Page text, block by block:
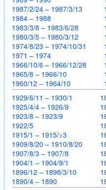
1987/2/24 – 1987/3/13
1984 – 1988
1983/3/8 – 1983/6/28
1980/3/5 – 1980/3/12
1974/8/23 – 1974/10/31
1971 – 1974
1966/10/6 – 1966/12/28
1965/8 – 1966/10
1960/12 – 1964/10
1929/6/11 – 1930/1
1925/4/4 – 1926/9
1923/8 – 1923/9
1922/5
1915/1 – 1915/>3
1909/8/20 – 1910/8/20
1907/8/3 – 1907/8
1904/1 – 1904/9/1
1896/12 – 1898/3/10
1890/4 – 1890